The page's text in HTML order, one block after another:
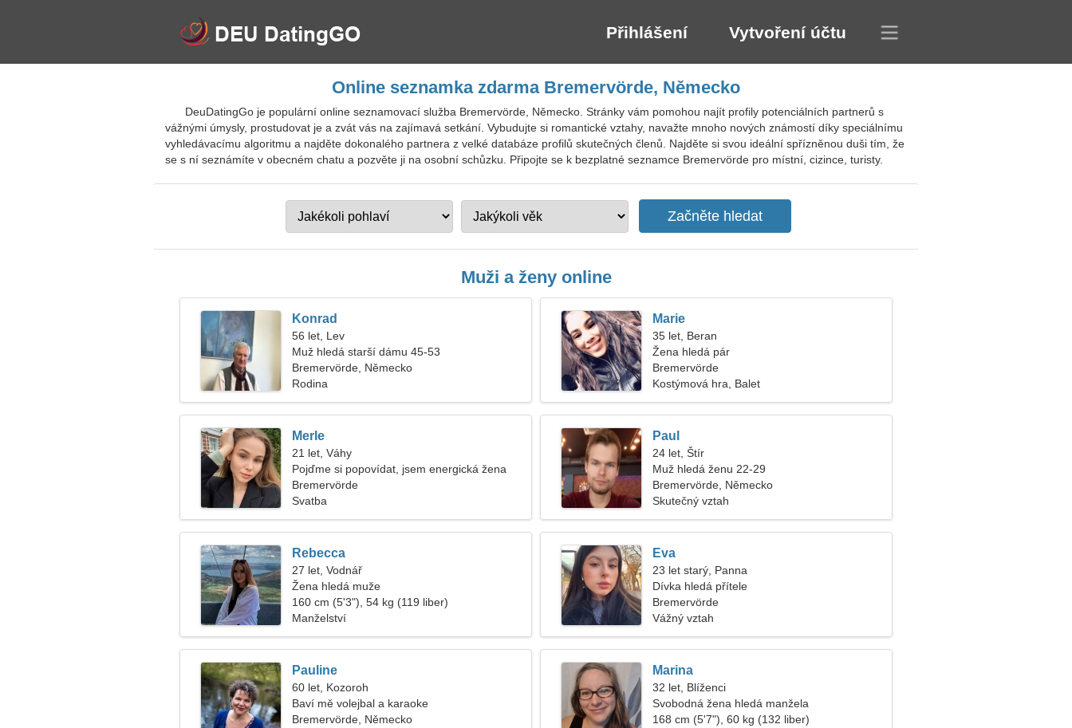
Přihlášení Vytvoření účtu
Online seznamka zdarma Bremervörde, Německo
DeuDatingGo je populární online seznamovací služba Bremervörde, Německo. Stránky vám pomohou najít profily potenciálních partnerů s
vážnými úmysly, prostudovat je a zvát vás na zajímavá setkání. Vybudujte si romantické vztahy, navažte mnoho nových známostí díky speciálnímu
vyhledávacímu algoritmu a najděte dokonalého partnera z velké databáze profilů skutečných členů. Najděte si svou ideální spřízněnou duši tím, že
se s ní seznámíte v obecném chatu a pozvěte ji na osobní schůzku. Připojte se k bezplatné seznamce Bremervörde pro místní, cizince, turisty.
Muži a ženy online
Konrad
56 let, Lev
Muž hledá starší dámu 45-53
Bremervörde, Německo
Rodina
Marie
35 let, Beran
Žena hledá pár
Bremervörde
Kostýmová hra, Balet
Merle
21 let, Váhy
Pojďme si popovídat, jsem energická žena
Bremervörde
Svatba
Paul
24 let, Štír
Muž hledá ženu 22-29
Bremervörde, Německo
Skutečný vztah
Rebecca
27 let, Vodnář
Žena hledá muže
160 cm (5'3"), 54 kg (119 liber)
Manželství
Eva
23 let starý, Panna
Dívka hledá přítele
Bremervörde
Vážný vztah
Pauline
60 let, Kozoroh
Baví mě volejbal a karaoke
Bremervörde, Německo
Marina
32 let, Blíženci
Svobodná žena hledá manžela
168 cm (5'7"), 60 kg (132 liber)